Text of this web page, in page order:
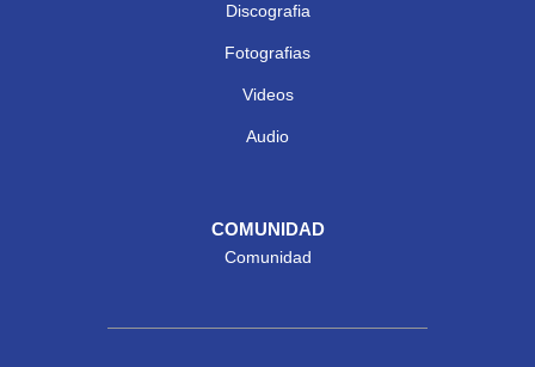
Discografia
Fotografias
Videos
Audio
COMUNIDAD
Comunidad